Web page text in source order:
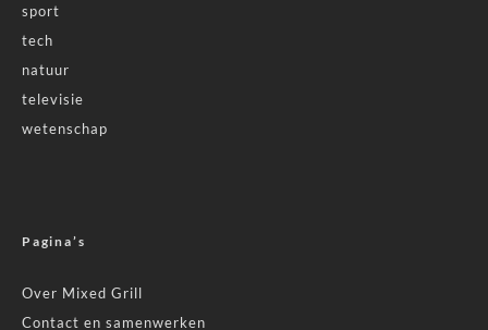
sport
tech
natuur
televisie
wetenschap
Pagina’s
Over Mixed Grill
Contact en samenwerken